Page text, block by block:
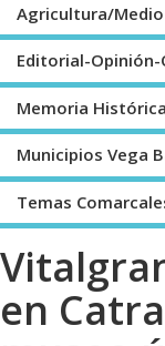
Agricultura/
Editorial-Opinión-
Memoria Histórica
Municipios Vega
Temas
en